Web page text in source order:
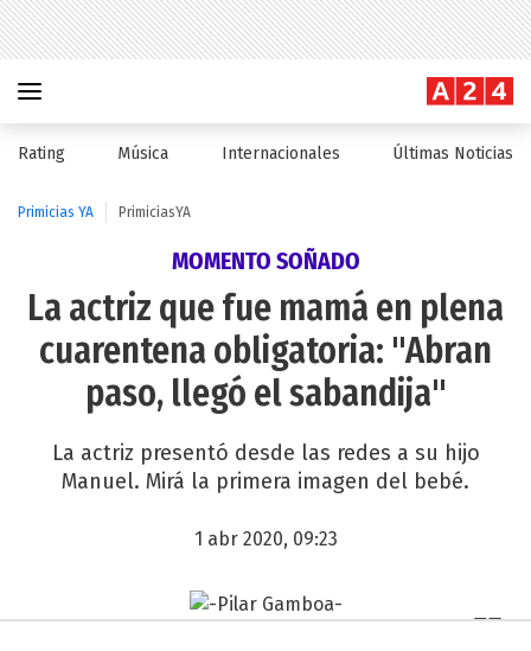
Rating Música Internacionales Últimas Noticias
Primicias YA PrimiciasYA
MOMENTO SOÑADO
La actriz que fue mamá en plena
cuarentena obligatoria: "Abran
paso, llegó el sabandija"
La actriz presentó desde las redes a su hijo
Manuel. Mirá la primera imagen del bebé.
1 abr 2020, 09:23